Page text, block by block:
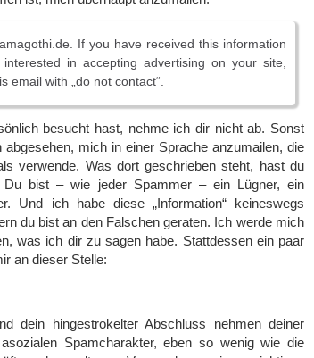
If you have received this information
in accepting advertising on your site,
email with „do not contact“.
besucht hast, nehme ich dir nicht ab. Sonst
mich in einer Sprache anzumailen, die
verwende. Was dort geschrieben steht, hast du
Du bist – wie jeder Spammer – ein Lügner, ein
Und ich habe diese „Information“ keineswegs
du bist an den Falschen geraten. Ich werde mich
was ich dir zu sagen habe. Stattdessen ein paar
an dieser Stelle:
dein hingestrokelter Abschluss nehmen deiner
Spamcharakter, eben so wenig wie die